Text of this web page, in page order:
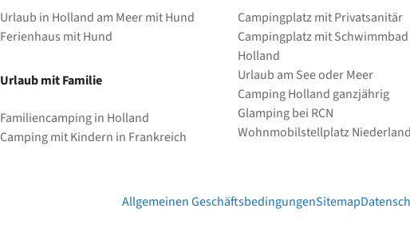
Urlaub in Holland am Meer mit Hund
Ferienhaus mit Hund
Urlaub mit Familie
Familiencamping in Holland
Camping mit Kindern in Frankreich
Campingplatz mit Privatsanitär
Campingplatz mit
Holland
Urlaub am See oder Meer
Camping Holland ganzjährig
Glamping bei RCN
Wohnmobilstellplatz
Allgemeinen GeschäftsbedingungenSitemap